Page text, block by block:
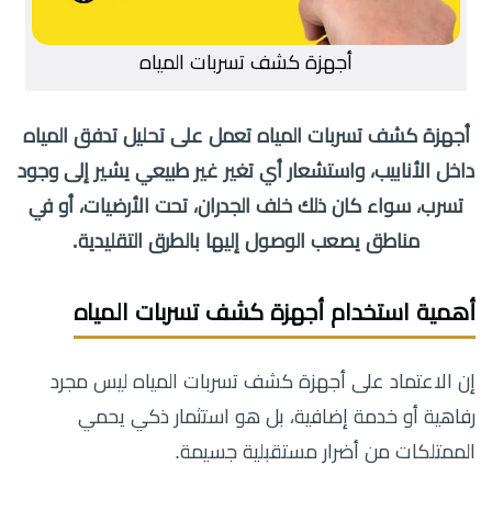
أجهزة كشف تسربات المياه
أجهزة كشف تسربات المياه تعمل على تحليل تدفق المياه
داخل الأنابيب، واستشعار أي تغير غير طبيعي يشير إلى وجود
تسرب، سواء كان ذلك خلف الجدران، تحت الأرضيات، أو في
مناطق يصعب الوصول إليها بالطرق التقليدية.
أهمية استخدام أجهزة كشف تسربات المياه
إن الاعتماد على أجهزة كشف تسربات المياه ليس مجرد
رفاهية أو خدمة إضافية، بل هو استثمار ذكي يحمي
الممتلكات من أضرار مستقبلية جسيمة.